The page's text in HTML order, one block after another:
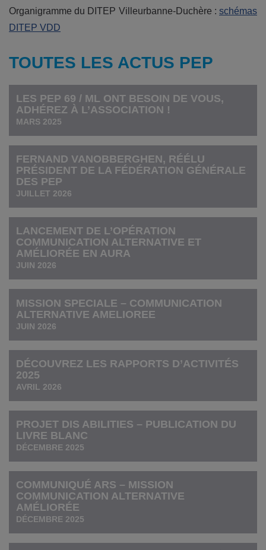
Organigramme du DITEP Villeurbanne-Duchère : schémas
DITEP VDD
TOUTES LES ACTUS PEP
LES PEP 69 / ML ONT BESOIN DE VOUS,
ADHÉREZ À L’ASSOCIATION !
MARS 2025
FERNAND VANOBBERGHEN, RÉÉLU
PRÉSIDENT DE LA FÉDÉRATION GÉNÉRALE
DES PEP
JUILLET 2026
LANCEMENT DE L’OPÉRATION
COMMUNICATION ALTERNATIVE ET
AMÉLIORÉE EN AURA
JUIN 2026
MISSION SPECIALE – COMMUNICATION
ALTERNATIVE AMELIOREE
JUIN 2026
DÉCOUVREZ LES RAPPORTS D’ACTIVITÉS
2025
AVRIL 2026
PROJET DIS ABILITIES – PUBLICATION DU
LIVRE BLANC
DÉCEMBRE 2025
COMMUNIQUÉ ARS – MISSION
COMMUNICATION ALTERNATIVE
AMÉLIORÉE
DÉCEMBRE 2025